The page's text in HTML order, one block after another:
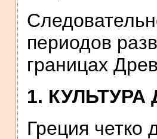
периодов
границах
1.
Греция четко